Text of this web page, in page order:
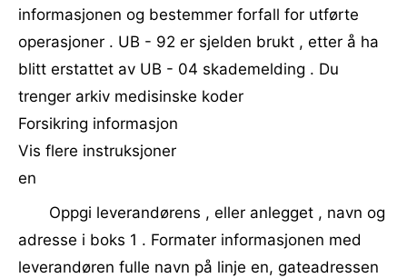
informasjonen og bestemmer forfall for utførte
operasjoner . UB - 92 er sjelden brukt , etter å ha
blitt erstattet av UB - 04 skademelding . Du
trenger arkiv medisinske koder
Forsikring informasjon
Vis flere instruksjoner
en
Oppgi leverandørens , eller anlegget , navn og
adresse i boks 1 . Formater informasjonen med
leverandøren fulle navn på linje en, gateadressen